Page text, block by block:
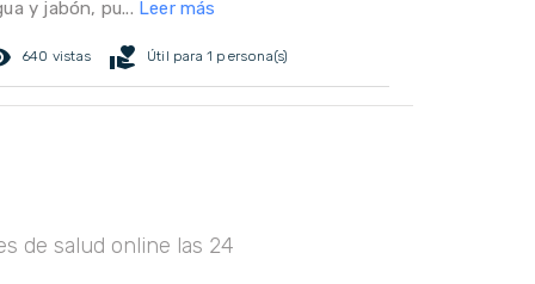
y jabón, pu... Leer más
640 vistas volunteer_activism Útil para 1 persona(s)
de salud online las 24